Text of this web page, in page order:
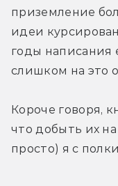
приземление
идеи
годы написания
слишком на это
Короче говоря,
что добыть их
просто) я с